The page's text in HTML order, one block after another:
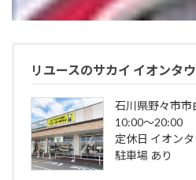
リユースのサカイ イオンタ
石川県野々市市
10:00～20:00
定休日 イオン
駐車場 あり